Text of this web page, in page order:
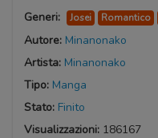
Generi:
Josei Romantico
Autore: Minanonako
Artista: Minanonako
Tipo: Manga
Stato: Finito
Visualizzazioni: 186167